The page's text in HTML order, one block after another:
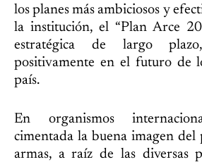
los planes más ambiciosos y
la institución, el “Plan Arce
estratégica de largo
positivamente en el futuro de
país.
En organismos
cimentada la buena imagen del
armas, a raíz de las diversas